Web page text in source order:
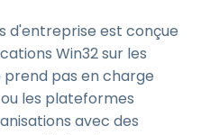
d'entreprise est conçue
Win32 sur les
prend pas en charge
ou les plateformes
avec des